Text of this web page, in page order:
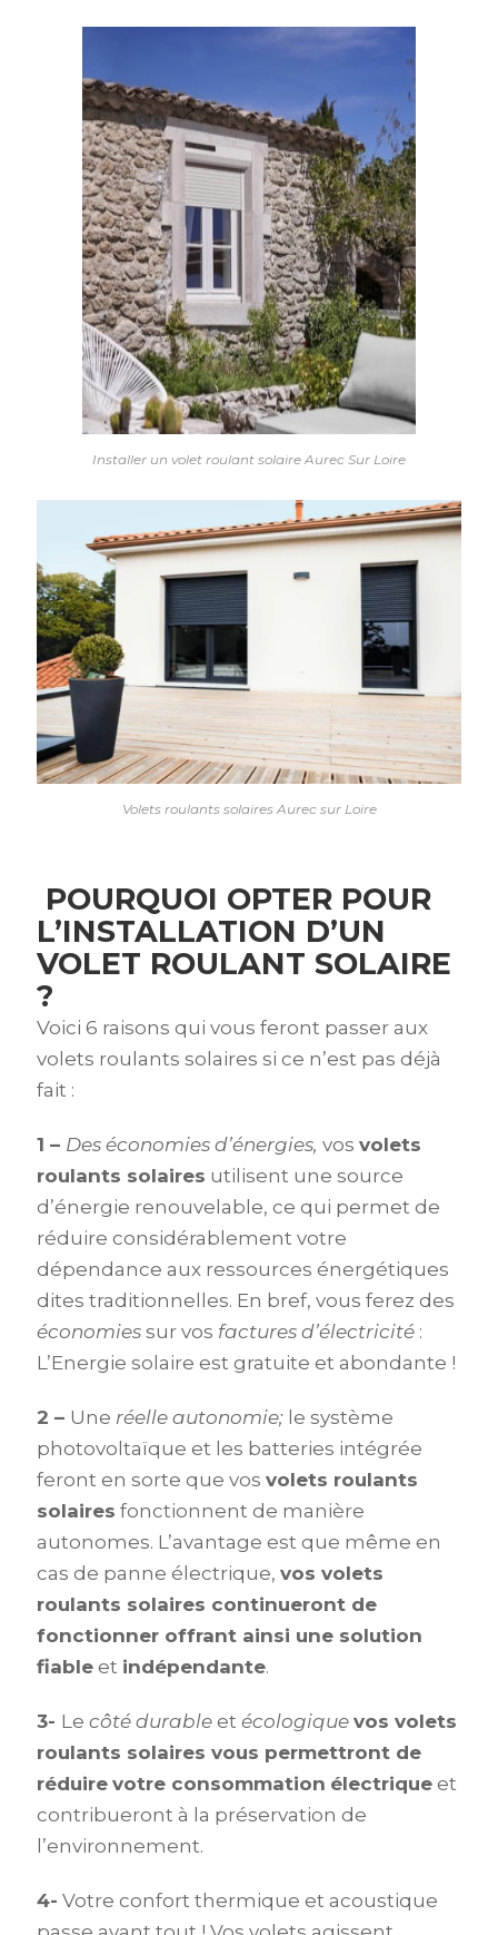
Installer un volet roulant solaire Aurec Sur Loire
Volets roulants solaires Aurec sur Loire
POURQUOI OPTER POUR
L’INSTALLATION D’UN
VOLET ROULANT SOLAIRE
?
Voici 6 raisons qui vous feront passer aux
volets roulants solaires si ce n’est pas déjà
fait :
1 – Des économies d’énergies, vos volets
roulants solaires utilisent une source
d’énergie renouvelable, ce qui permet de
réduire considérablement votre
dépendance aux ressources énergétiques
dites traditionnelles. En bref, vous ferez des
économies sur vos factures d’électricité :
L’Energie solaire est gratuite et abondante !
2 – Une réelle autonomie; le système
photovoltaïque et les batteries intégrée
feront en sorte que vos volets roulants
solaires fonctionnent de manière
autonomes. L’avantage est que même en
cas de panne électrique, vos volets
roulants solaires continueront de
fonctionner offrant ainsi une solution
fiable et indépendante.
3- Le côté durable et écologique vos volets
roulants solaires vous permettront de
réduire votre consommation électrique et
contribueront à la préservation de
l’environnement.
4- Votre confort thermique et acoustique